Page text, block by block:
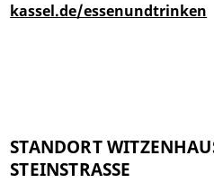
kassel.de/essenundtrinken
STANDORT
STEINSTRASSE